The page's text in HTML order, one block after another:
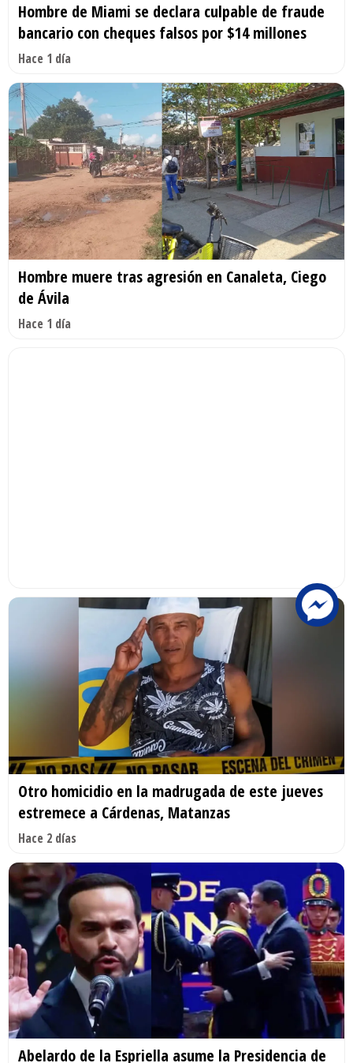
Hombre de Miami se declara culpable de fraude
bancario con cheques falsos por $14 millones
Hace 1 día
Hombre muere tras agresión en Canaleta, Ciego
de Ávila
Hace 1 día
Otro homicidio en la madrugada de este jueves
estremece a Cárdenas, Matanzas
Hace 2 días
Abelardo de la Espriella asume la Presidencia de